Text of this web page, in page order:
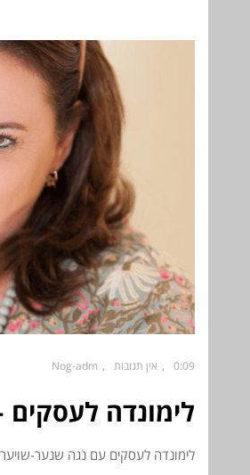
0:09 אין תגובות Nog-adm
לימונדה
לימונדה לעסקים עם נֹגה שנער-